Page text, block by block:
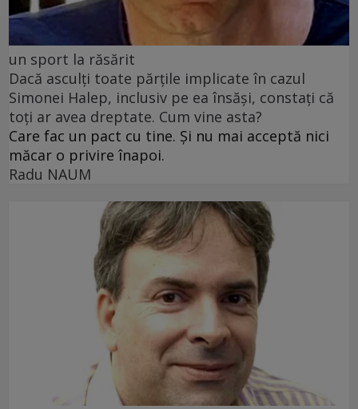
un sport la răsărit
Dacă asculți toate părțile implicate în cazul
Simonei Halep, inclusiv pe ea însăși, constați că
toți ar avea dreptate. Cum vine asta?
Care fac un pact cu tine. Și nu mai acceptă nici
măcar o privire înapoi.
Radu NAUM